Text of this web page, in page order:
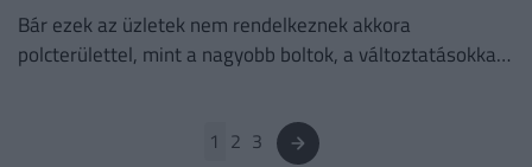
Bár ezek az üzletek nem rendelkeznek akkora
polcterülettel, mint a nagyobb boltok, a változtatásokkal
1 2 3